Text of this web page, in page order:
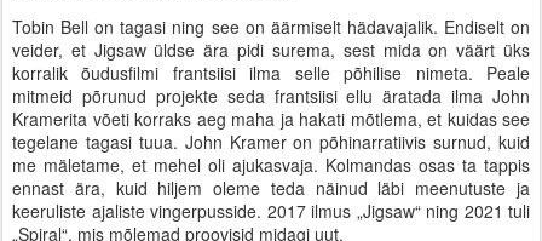
Tobin Bell on tagasi ning see on äärmiselt hädavajalik. Endiselt on
veider, et Jigsaw üldse ära pidi surema, sest mida on väärt üks
korralik õudusfilmi frantsiisi ilma selle põhilise nimeta. Peale
mitmeid põrunud projekte seda frantsiisi ellu äratada ilma John
Kramerita võeti korraks aeg maha ja hakati mõtlema, et kuidas see
tegelane tagasi tuua. John Kramer on põhinarratiivis surnud, kuid
me mäletame, et mehel oli ajukasvaja. Kolmandas osas ta tappis
ennast ära, kuid hiljem oleme teda näinud läbi meenutuste ja
keeruliste ajaliste vingerpusside. 2017 ilmus „Jigsaw“ ning 2021 tuli
„Spiral“, mis mõlemad proovisid midagi uut.